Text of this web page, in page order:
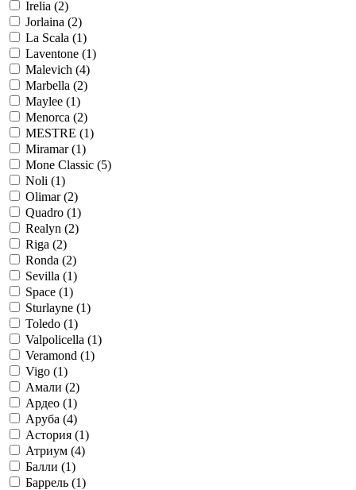
Irelia (2)
Jorlaina (2)
La Scala (1)
Laventone (1)
Malevich (4)
Marbella (2)
Maylee (1)
Menorca (2)
MESTRE (1)
Miramar (1)
Mone Classic (5)
Noli (1)
Olimar (2)
Quadro (1)
Realyn (2)
Riga (2)
Ronda (2)
Sevilla (1)
Space (1)
Sturlayne (1)
Toledo (1)
Valpolicella (1)
Veramond (1)
Vigo (1)
Амали (2)
Ардео (1)
Аруба (4)
Астория (1)
Атриум (4)
Балли (1)
Баррель (1)